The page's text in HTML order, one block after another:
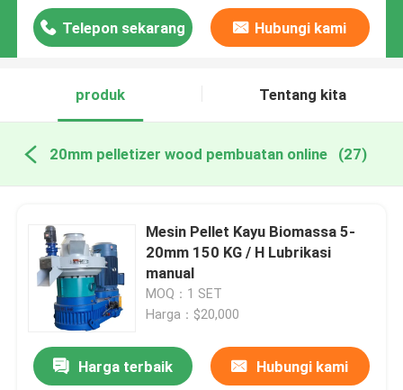
Telepon sekarang Hubungi kami
produk Tentang kita
20mm pelletizer wood pembuatan online (27)
Mesin Pellet Kayu Biomassa 5-
20mm 150 KG / H Lubrikasi
manual
MOQ：1 SET
Harga：$20,000
Harga terbaik Hubungi kami